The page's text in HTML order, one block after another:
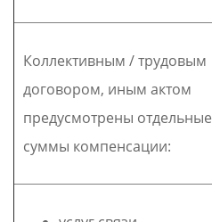
Коллективным / трудовым
договором, иным актом
предусмотрены отдельные
суммы компенсации: